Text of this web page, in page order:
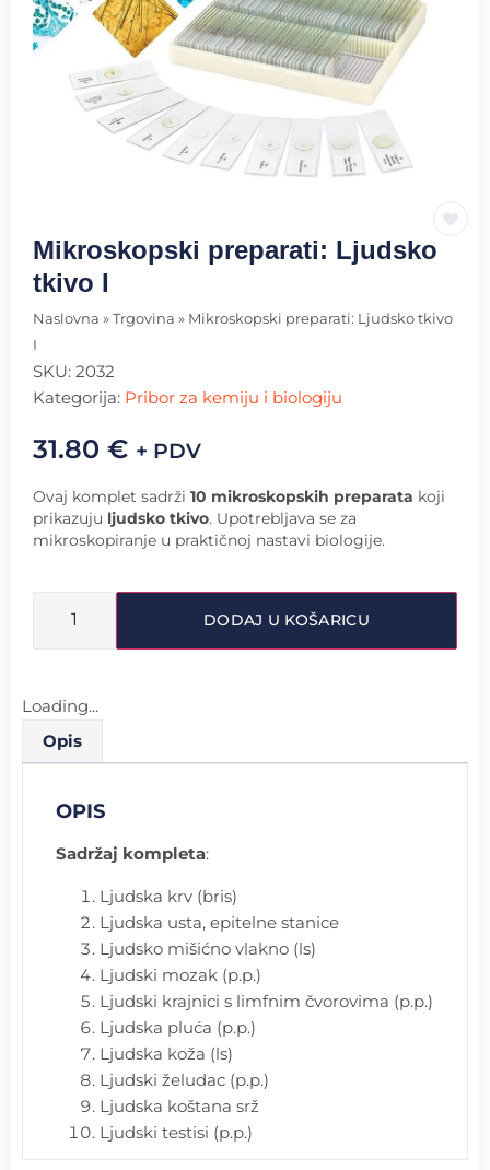
Mikroskopski preparati: Ljudsko
tkivo I
Naslovna » Trgovina » Mikroskopski preparati: Ljudsko tkivo
I
SKU: 2032
Kategorija: Pribor za kemiju i biologiju
31.80 € + PDV
Ovaj komplet sadrži 10 mikroskopskih preparata koji
prikazuju ljudsko tkivo. Upotrebljava se za
mikroskopiranje u praktičnoj nastavi biologije.
DODAJ U KOŠARICU
Loading...
Opis
OPIS
Sadržaj kompleta:
Ljudska krv (bris)
Ljudska usta, epitelne stanice
Ljudsko mišićno vlakno (ls)
Ljudski mozak (p.p.)
Ljudski krajnici s limfnim čvorovima (p.p.)
Ljudska pluća (p.p.)
Ljudska koža (ls)
Ljudski želudac (p.p.)
Ljudska koštana srž
Ljudski testisi (p.p.)